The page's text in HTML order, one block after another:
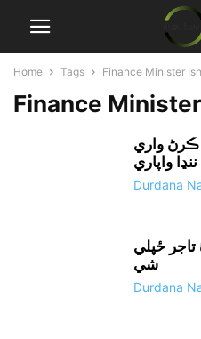
Home Tags Finance Minister
Finance
واري
Durdana
تاجر ځپلي
شي
Durdana